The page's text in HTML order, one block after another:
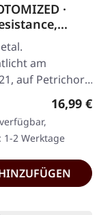
·
| BLACK LP
am
auf Petrichor.
Cover. Inklusive
Innenhülle. Es
die dich…
16,99 €
1-2 Werktage